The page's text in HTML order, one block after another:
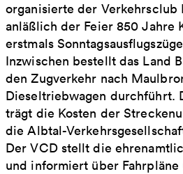
organisierte der Verkehrsclub
anläßlich der Feier 850 Jahre
erstmals
Inzwischen bestellt das Land
den Zugverkehr nach
Dieseltriebwagen durchführt.
trägt die Kosten der
die Albtal-
Der VCD stellt die
und informiert über Fahrpläne